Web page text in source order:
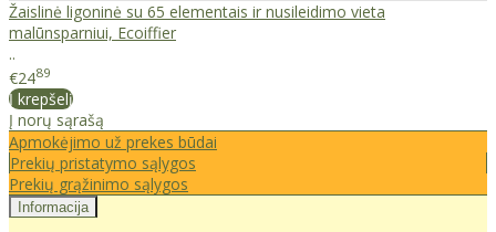
Žaislinė ligoninė su 65 elementais ir nusileidimo vieta
malūnsparniui, Ecoiffier
..
€2489
Į krepšelį
Į norų sąrašą
Apmokėjimo už prekes būdai
Prekių pristatymo sąlygos
Prekių grąžinimo sąlygos
Informacija